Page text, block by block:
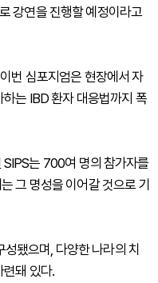
강연을 진행할 예정이라고
번 심포지엄은 현장에서 자
는 IBD 환자 대응법까지 폭
는 700여 명의 참가자를
그 명성을 이어갈 것으로 기
됐으며, 다양한 나라의 치
련돼 있다.